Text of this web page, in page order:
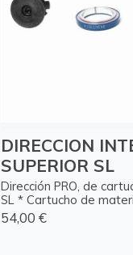
DIRECCION
SUPERIOR SL
Dirección PRO, de
SL * Cartucho de
54,00 €